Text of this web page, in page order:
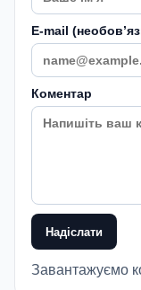
E-mail
Коментар
Надіслати
Завантажуємо